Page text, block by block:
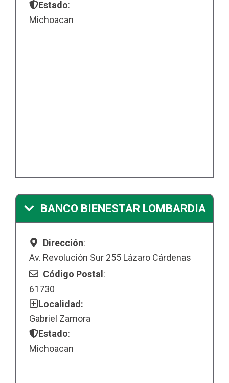
Estado:
Michoacan
BANCO BIENESTAR LOMBARDIA
Dirección:
Av. Revolución Sur 255 Lázaro Cárdenas
Código Postal:
61730
Localidad:
Gabriel Zamora
Estado:
Michoacan